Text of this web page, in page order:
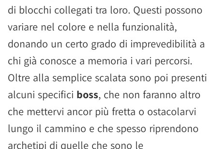
di blocchi collegati tra loro. Questi possono
variare nel colore e nella funzionalità,
donando un certo grado di imprevedibilità a
chi già conosce a memoria i vari percorsi.
Oltre alla semplice scalata sono poi presenti
alcuni specifici boss, che non faranno altro
che mettervi ancor più fretta o ostacolarvi
lungo il cammino e che spesso riprendono
archetipi di quelle che sono le